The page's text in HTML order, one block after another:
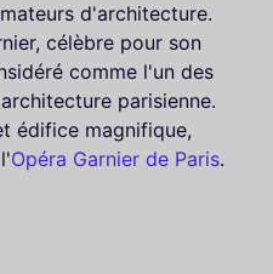
d'architecture.
célèbre pour son
comme l'un des
parisienne.
édifice magnifique,
Opéra Garnier de Paris.